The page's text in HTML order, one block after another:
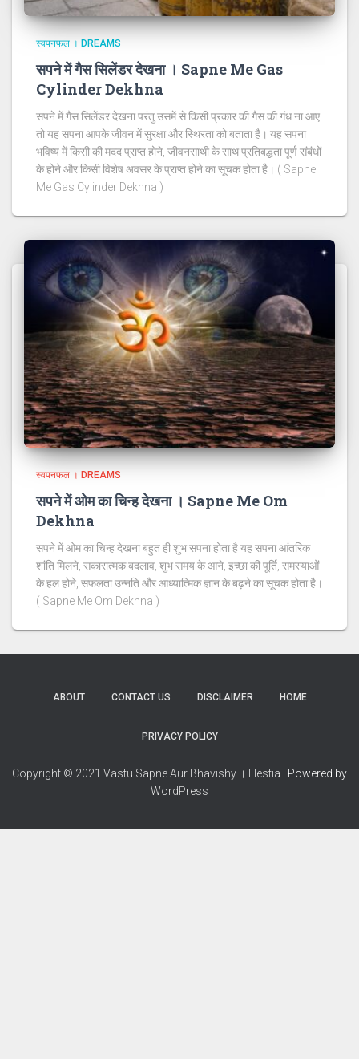
स्वपनफल । DREAMS
सपने में गैस सिलेंडर देखना । Sapne Me Gas
Cylinder Dekhna
सपने में गैस सिलेंडर देखना परंतु उसमें से किसी प्रकार की गैस की गंध ना आए
तो यह सपना आपके जीवन में सुरक्षा और स्थिरता को बताता है। यह सपना
भविष्य में किसी की मदद प्राप्त होने, जीवनसाथी के साथ प्रतिबद्धता पूर्ण संबंधों
के होने और किसी विशेष अवसर के प्राप्त होने का सूचक होता है। ( Sapne
Me Gas Cylinder Dekhna )
स्वपनफल । DREAMS
सपने में ओम का चिन्ह देखना । Sapne Me Om
Dekhna
सपने में ओम का चिन्ह देखना बहुत ही शुभ सपना होता है यह सपना आंतरिक
शांति मिलने, सकारात्मक बदलाव, शुभ समय के आने, इच्छा की पूर्ति, समस्याओं
के हल होने, सफलता उन्नति और आध्यात्मिक ज्ञान के बढ़ने का सूचक होता है।
( Sapne Me Om Dekhna )
ABOUT CONTACT US DISCLAIMER HOME
PRIVACY POLICY
Copyright © 2021 Vastu Sapne Aur Bhavishy । Hestia | Powered by
WordPress